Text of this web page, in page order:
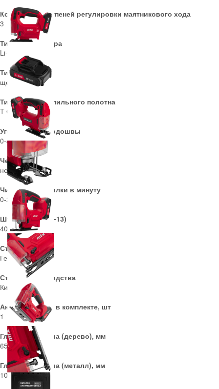
Количество ступеней регулировки маятникового хода
3
Тип аккумулятора
Li-Ion
Тип двигателя
щеточный
Тип крепления пильного полотна
T Quick
Угол наклона подошвы
0-45 град
Честный знак
нет
Число ходов пилки в минуту
0-2400
Штрихкод (EAN-13)
4044996258461
Страна бренда
Германия
Страна производства
Китай
Аккумуляторов в комплекте, шт
1
Глубина пропила (дерево), мм
65
Глубина пропила (металл), мм
10